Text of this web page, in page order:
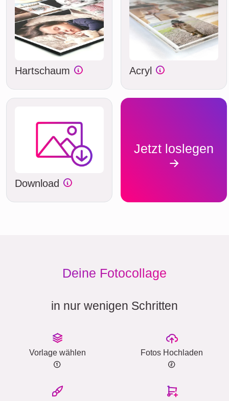
Hartschaum Acryl
Download
Jetzt loslegen
Deine Fotocollage
in nur wenigen Schritten
Vorlage wählen Fotos Hochladen